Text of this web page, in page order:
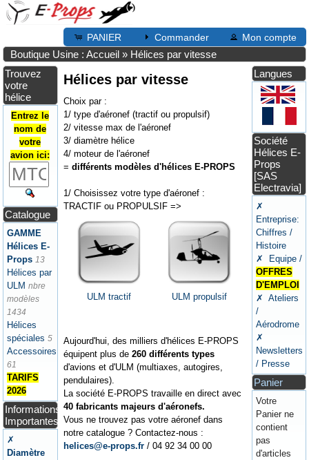
PANIER Commander Mon compte
Boutique Usine : Accueil » Hélices par vitesse
Trouvez
votre
hélice
Entrez le
nom de
votre
avion ici:
Catalogue
GAMME
Hélices E-
Props 13
Hélices par
ULM nbre
modèles
1434
Hélices
spéciales 5
Accessoires
61
TARIFS
2026
Informations
Importantes
✗
Diamètre
Hélices par vitesse
Choix par :
1/ type d'aéronef (tractif ou propulsif)
2/ vitesse max de l'aéronef
3/ diamètre hélice
4/ moteur de l'aéronef
=différents modèles d'hélices E-PROPS
1/ Choisissez votre type d'aéronef :
TRACTIF ou PROPULSIF =>
ULM tractif ULM propulsif
Aujourd'hui, des milliers d'hélices E-PROPS
équipent plus de260 différents types
d'avions et d'ULM (multiaxes, autogires,
pendulaires).
La société E-PROPS travaille en direct avec
40 fabricants majeurs d'aéronefs.
Vous ne trouvez pas votre aéronef dans
notre catalogue ? Contactez-nous :
helices@e-props.fr / 04 92 34 00 00
Langues
Société
Hélices E-
Props
[SAS
Electravia]
✗
Entreprise:
Chiffres /
Histoire
✗ Equipe /
OFFRES
D'EMPLOI
✗ Ateliers
/
Aérodrome
✗
Newsletters
/ Presse
Panier
Votre
Panier ne
contient
pas
d'articles